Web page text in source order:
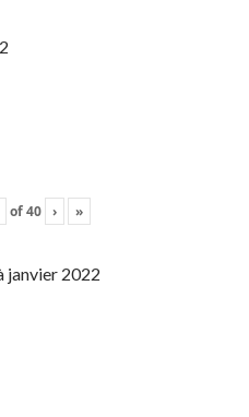
of40 › »
janvier 2022